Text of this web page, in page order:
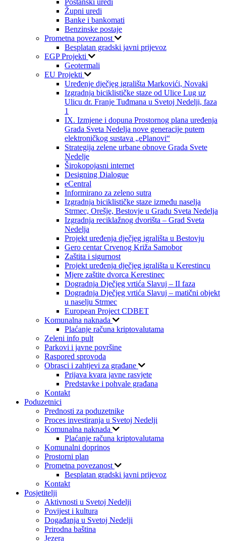
Župni uredi
Banke i bankomati
Benzinske postaje
Prometna povezanost
Besplatan gradski javni prijevoz
EGP Projekti
Geotermali
EU Projekti
Uređenje dječjeg igrališta Markovići, Novaki
Izgradnja biciklističke staze od Ulice Lug uz
Ulicu dr. Franje Tuđmana u Svetoj Nedelji, faza
1
IX. Izmjene i dopuna Prostornog plana uređenja
Grada Sveta Nedelja nove generacije putem
elektroničkog sustava „ePlanovi“
Strategija zelene urbane obnove Grada Svete
Nedelje
Širokopojasni internet
Designing Dialogue
eCentral
Informirano za zeleno sutra
Izgradnja biciklističke staze između naselja
Strmec, Orešje, Bestovje u Gradu Sveta Nedelja
Izgradnja reciklažnog dvorišta – Grad Sveta
Nedelja
Projekt uređenja dječjeg igrališta u Bestovju
Gero centar Crvenog Križa Samobor
Zaštita i sigurnost
Projekt uređenja dječjeg igrališta u Kerestincu
Mjere zaštite dvorca Kerestinec
Dogradnja Dječjeg vrtića Slavuj – II faza
Dogradnja Dječjeg vrtića Slavuj – matični objekt
u naselju Strmec
European Project CDBET
Komunalna naknada
Plaćanje računa kriptovalutama
Zeleni info pult
Parkovi i javne površine
Raspored sprovoda
Obrasci i zahtjevi za građane
Prijava kvara javne rasvjete
Predstavke i pohvale građana
Kontakt
Poduzetnici
Prednosti za poduzetnike
Proces investiranja u Svetoj Nedelji
Komunalna naknada
Plaćanje računa kriptovalutama
Komunalni doprinos
Prostorni plan
Prometna povezanost
Besplatan gradski javni prijevoz
Kontakt
Posjetitelji
Aktivnosti u Svetoj Nedelji
Povijest i kultura
Događanja u Svetoj Nedelji
Prirodna baština
Jezera